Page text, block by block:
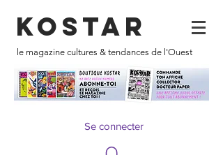
KOSTAR
le magazine cultures & tendances de l'Ouest
Se connecter